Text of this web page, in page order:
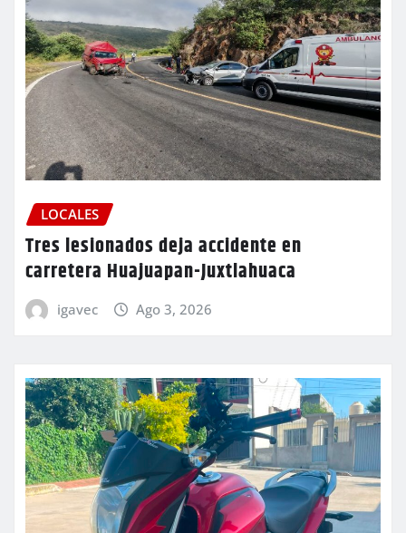
LOCALES
Tres lesionados deja accidente en
carretera Huajuapan-Juxtlahuaca
igavec Ago 3, 2026